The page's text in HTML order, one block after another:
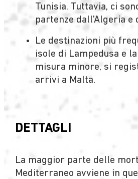
Tunisia. Tuttavia, ci
partenze dall’Algeria e
Le destinazioni più
isole di Lampedusa e
misura minore, si
arrivi a Malta.
DETTAGLI
La maggior parte delle
Mediterraneo avviene in